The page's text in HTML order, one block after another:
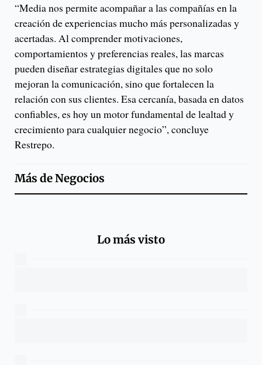
“Media nos permite acompañar a las compañías en la
creación de experiencias mucho más personalizadas y
acertadas. Al comprender motivaciones,
comportamientos y preferencias reales, las marcas
pueden diseñar estrategias digitales que no solo
mejoran la comunicación, sino que fortalecen la
relación con sus clientes. Esa cercanía, basada en datos
confiables, es hoy un motor fundamental de lealtad y
crecimiento para cualquier negocio”, concluye
Restrepo.
Más deNegocios
Lo más visto